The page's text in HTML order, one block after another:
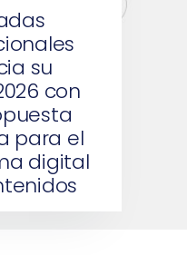
su
con
para el
digital